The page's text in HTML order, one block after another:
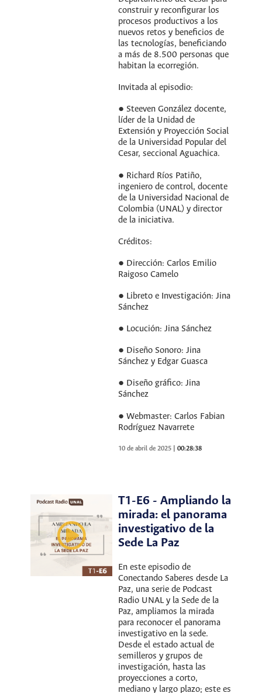
construir y reconfigurar los
procesos productivos a los
nuevos retos y beneficios de
las tecnologías, beneficiando
a más de 8.500 personas que
habitan la ecorregión.
Invitada al episodio:
● Steeven González docente,
líder de la Unidad de
Extensión y Proyección Social
de la Universidad Popular del
Cesar, seccional Aguachica.
● Richard Ríos Patiño,
ingeniero de control, docente
de la Universidad Nacional de
Colombia (UNAL) y director
de la iniciativa.
Créditos:
● Dirección: Carlos Emilio
Raigoso Camelo
● Libreto e Investigación: Jina
Sánchez
● Locución: Jina Sánchez
● Diseño Sonoro: Jina
Sánchez y Edgar Guasca
● Diseño gráfico: Jina
Sánchez
● Webmaster: Carlos Fabian
Rodríguez Navarrete
10 de abril de 2025 |00:28:38
T1-E6 - Ampliando la
mirada: el panorama
investigativo de la
Sede La Paz
En este episodio de
Conectando Saberes desde La
Paz, una serie de Podcast
Radio UNAL y la Sede de la
Paz, ampliamos la mirada
para reconocer el panorama
investigativo en la sede.
Desde el estado actual de
semilleros y grupos de
investigación, hasta las
proyecciones a corto,
mediano y largo plazo; este es